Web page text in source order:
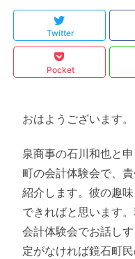
Twitter
Pocket
おはようございます。
泉商事の石川和也と
町の会計体験会で、
紹介します。彼の趣
できればと思います
会計体験会でお話し
定がなければ鏡石町